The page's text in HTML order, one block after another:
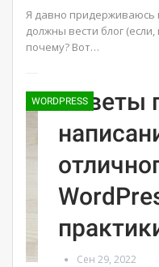
Я давно придерживаюсь
должны вести блог
почему? Вот…
WORDPRESSСоветы
Сен 29, 2022